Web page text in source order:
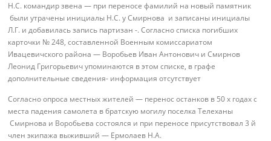
Н.С. командир звена — при переносе фамилий на новый памятник
были утрачены инициалы Н.С. у Смирнова и записаны инициалы
Л.Г. и добавилась запись партизан -. Согласно списка погибших
карточки № 248, составленной Военным комиссариатом
Ивацевичского района — Воробьев Иван Антонович и Смирнов
Леонид Григорьевич упоминаются в этом списке, в графе
дополнительные сведения- информация отсутствует
Согласно опроса местных жителей — перенос останков в 50 х годах с
места падения самолета в братскую могилу поселка Телеханы
Смирнова и Воробьева состоялся и при переносе присутствовал 3 й
член экипажа выживший — Ермолаев Н.А.